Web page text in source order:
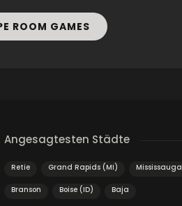
ROOM GAMES
Angesagtesten Städte
Retie Grand Rapids (MI) Mississauga
Branson Boise (ID) Baja